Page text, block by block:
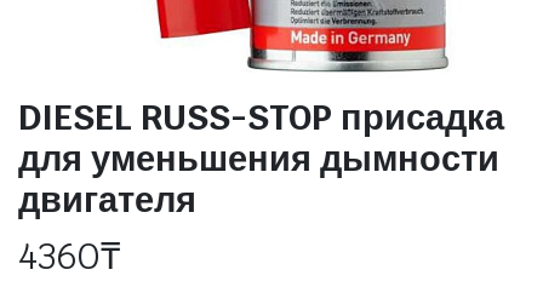
DIESEL RUSS-STOP присадка
для уменьшения дымности
двигателя
4360₸